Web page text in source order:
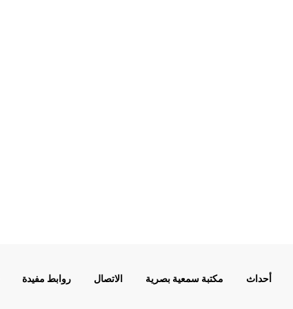
أحداث مكتبة سمعية بصرية الاتصال روابط مفيدة